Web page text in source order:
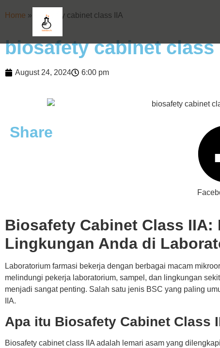
Home » biosafety cabinet class IIA
biosafety cabinet class
August 24, 2024 6:00 pm
Share
Biosafety Cabinet Class
Lingkungan Anda di
Laboratorium farmasi bekerja dengan berbagai macam
melindungi pekerja laboratorium, sampel, dan lingkungan
menjadi sangat penting. Salah satu jenis BSC yang paling
IIA.
Apa itu Biosafety Cabinet Class
Biosafety cabinet class IIA adalah lemari asam yang